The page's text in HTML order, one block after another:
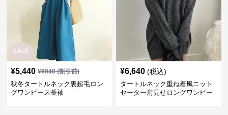
SALE
¥5,440 ¥6040(割引前)
秋冬タートルネック裏起毛ロン
グワンピース長袖
¥6,640 (税込)
タートルネック重ね着風ニット
セーター肩見せロングワンピー